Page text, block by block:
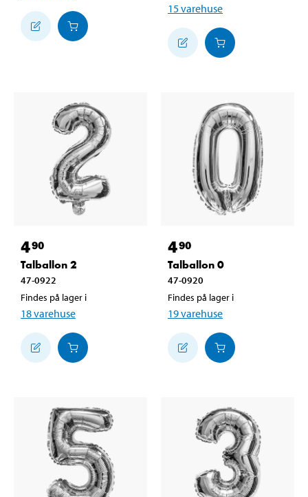
15varehuse
490
Talballon 2
47-0922
Findes på lager i
18varehuse
490
Talballon 0
47-0920
Findes på lager i
19varehuse